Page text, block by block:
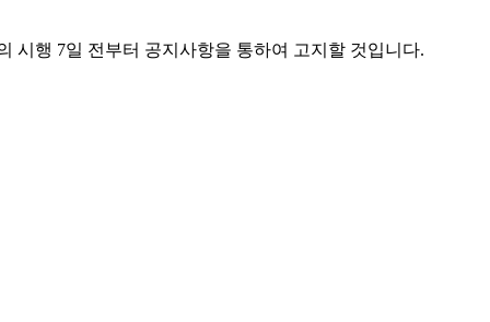
시행 7일 전부터 공지사항을 통하여 고지할 것입니다.